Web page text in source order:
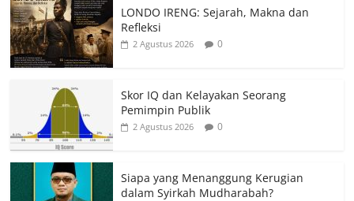
LONDO IRENG: Sejarah, Makna dan
Refleksi
2 Agustus 2026 0
Skor IQ dan Kelayakan Seorang
Pemimpin Publik
2 Agustus 2026 0
Siapa yang Menanggung Kerugian
dalam Syirkah Mudharabah?